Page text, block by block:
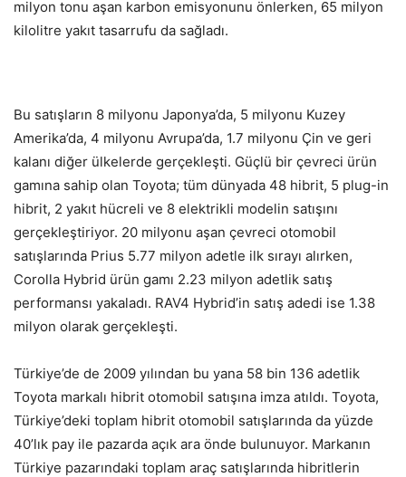
milyon tonu aşan karbon emisyonunu önlerken, 65 milyon
kilolitre yakıt tasarrufu da sağladı.
Bu satışların 8 milyonu Japonya’da, 5 milyonu Kuzey
Amerika’da, 4 milyonu Avrupa’da, 1.7 milyonu Çin ve geri
kalanı diğer ülkelerde gerçekleşti. Güçlü bir çevreci ürün
gamına sahip olan Toyota; tüm dünyada 48 hibrit, 5 plug-in
hibrit, 2 yakıt hücreli ve 8 elektrikli modelin satışını
gerçekleştiriyor. 20 milyonu aşan çevreci otomobil
satışlarında Prius 5.77 milyon adetle ilk sırayı alırken,
Corolla Hybrid ürün gamı 2.23 milyon adetlik satış
performansı yakaladı. RAV4 Hybrid’in satış adedi ise 1.38
milyon olarak gerçekleşti.
Türkiye’de de 2009 yılından bu yana 58 bin 136 adetlik
Toyota markalı hibrit otomobil satışına imza atıldı. Toyota,
Türkiye’deki toplam hibrit otomobil satışlarında da yüzde
40’lık pay ile pazarda açık ara önde bulunuyor. Markanın
Türkiye pazarındaki toplam araç satışlarında hibritlerin